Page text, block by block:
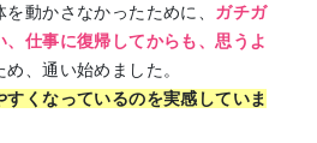
動かさなかったために、 ガチガ
仕事に復帰してからも、思うよ
め、通い始めました。
くなっているのを実感していま